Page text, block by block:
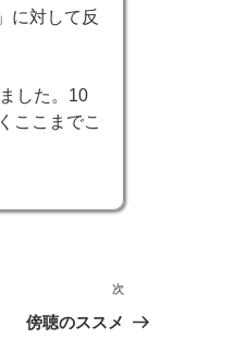
に対して反
した。10
ここまでこ
次
の
次
傍聴のススメ